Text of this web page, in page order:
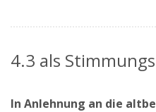
4.3 als
In Anlehnung an die